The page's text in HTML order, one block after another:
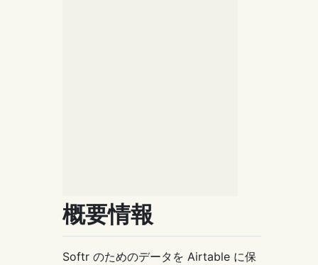
概要情報
Softr のためのデータを Airtable に保